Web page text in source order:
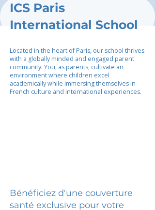
ICS Paris
International School
Located in the heart of Paris, our school thrives
with a globally minded and engaged parent
community. You, as parents, cultivate an
environment where children excel
academically while immersing themselves in
French culture and international experiences.
Bénéficiez d'une couverture
santé exclusive pour votre